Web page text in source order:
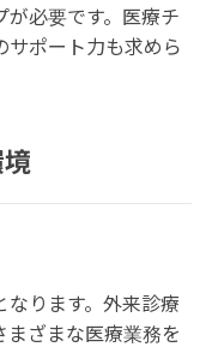
が必要です。医療チ
サポート力も求めら
なります。外来診療
まざまな医療業務を